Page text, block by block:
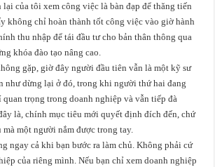
của tôi xem công việc là bàn đạp để thăng tiến
không chỉ hoàn thành tốt công việc vào giờ hành
thu nhập để tái đầu tư cho bản thân thông qua
khóa đào tạo nâng cao.
gặp, giờ đây người đầu tiên vẫn là một kỹ sư
như dừng lại ở đó, trong khi người thứ hai đang
trọng trong doanh nghiệp và vẫn tiếp đà
là, chính mục tiêu mới quyết định đích đến, chứ
một người nắm được trong tay.
ngay cả khi bạn bước ra làm chủ. Không phải cứ
của riêng mình. Nếu bạn chỉ xem doanh nghiệp